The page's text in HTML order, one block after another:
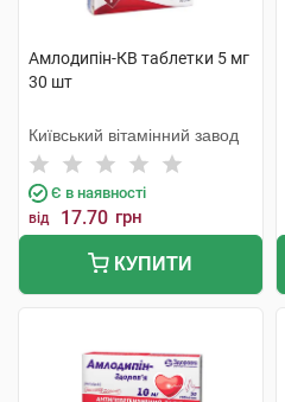
Амлодипін-КВ таблетки 5 мг
30 шт
Київський вітамінний завод
Є в наявності
від 17.70 грн
КУПИТИ